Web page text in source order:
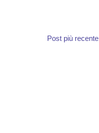
Post più recente